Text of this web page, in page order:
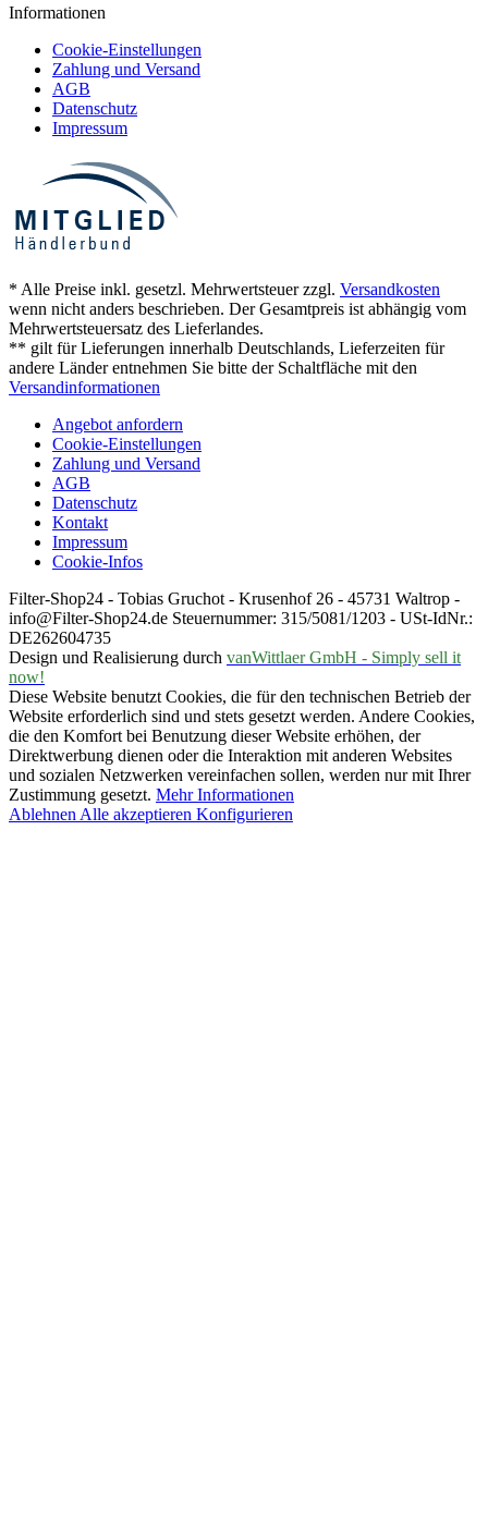
Informationen
Cookie-Einstellungen
Zahlung und Versand
AGB
Datenschutz
Impressum
* Alle Preise inkl. gesetzl. Mehrwertsteuer zzgl. Versandkosten
wenn nicht anders beschrieben. Der Gesamtpreis ist abhängig vom
Mehrwertsteuersatz des Lieferlandes.
** gilt für Lieferungen innerhalb Deutschlands, Lieferzeiten für
andere Länder entnehmen Sie bitte der Schaltfläche mit den
Versandinformationen
Angebot anfordern
Cookie-Einstellungen
Zahlung und Versand
AGB
Datenschutz
Kontakt
Impressum
Cookie-Infos
Filter-Shop24 - Tobias Gruchot - Krusenhof 26 - 45731 Waltrop -
info@Filter-Shop24.de Steuernummer: 315/5081/1203 - USt-IdNr.:
DE262604735
Design und Realisierung durch vanWittlaer GmbH - Simply sell it
now!
Diese Website benutzt Cookies, die für den technischen Betrieb der
Website erforderlich sind und stets gesetzt werden. Andere Cookies,
die den Komfort bei Benutzung dieser Website erhöhen, der
Direktwerbung dienen oder die Interaktion mit anderen Websites
und sozialen Netzwerken vereinfachen sollen, werden nur mit Ihrer
Zustimmung gesetzt. Mehr Informationen
Ablehnen Alle akzeptieren Konfigurieren